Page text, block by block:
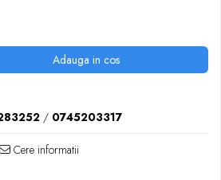
Adauga in cos
/ 0745203317
Cere informatii